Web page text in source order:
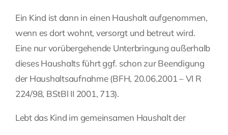
Ein Kind ist dann in einen Haushalt aufgenommen,
wenn es dort wohnt, versorgt und betreut wird.
Eine nur vorübergehende Unterbringung außerhalb
dieses Haushalts führt ggf. schon zur Beendigung
der Haushaltsaufnahme (BFH, 20.06.2001 – VI R
224/98, BStBl II 2001, 713).
Lebt das Kind im gemeinsamen Haushalt der